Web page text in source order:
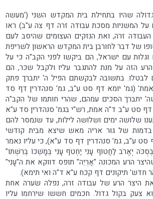
שהיו בתחילת בית המקדש השני ('מעשה
על המשניות מסכת עבודה זרה דף צה ע"ב) ראו
זרה, ואת הנזקים העצומים שהיסב לעם
של דבר לחורבן בית המקדש הראשון לשריפת
וגלות עם ישראל, הם ביקשו לפני הקב"ה כי על
הזה על מנת להתגבר עליו ולקבל שכר, הם
לבטלו. בתשובה לבקשתם הפיל ה' יתברך פתק
(גמ' יומא דף סט ע"ב, גמ' סנהדרין דף סד
יתברך הסכים עמהם, שהרי חותמו של הקב"ה
סט ע"ב ד"ה אמת, רש"י בגמ' סנהדרין סד ע"א
שלושה ימים ושלושה לילות, עד שנמסר להם
של גוּר אריה מאש שיצא מבית קודשי
סט ע"ב, גמ' סנהדרין דף סד ע"א), כי עליו נאמר
יֶאֱרֹב לַחֲטוֹף עָנִי יַחְטֹף עָנִי בְּמָשְׁכוֹ בְרִשְׁתּוֹ"
הרע המכונה "אַרְיֵה" תופס דווקא את ה"עָנִי"
חדש' תיקונים דף קכח ע"א ד"ה ואי תימא).
היצר הרע של עבודה זרה, נפלה שׂערה אחת
צעק בקול גדול. חכמים חששו שירחמו עליו